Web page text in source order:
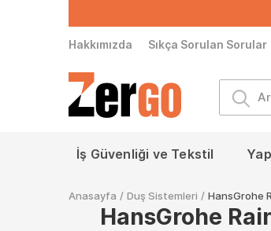
Hakkımızda Sıkça Sorulan Sorular
İş Güvenliği ve Tekstil
Anasayfa / Duş Sistemleri / HansGrohe
HansGrohe